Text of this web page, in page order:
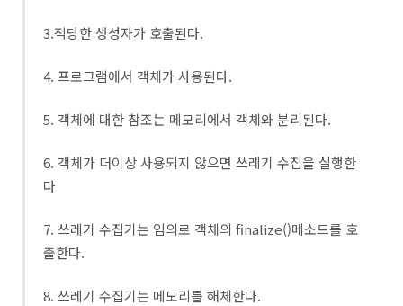
3.적당한 생성자가 호출된다.
4. 프로그램에서 객체가 사용된다.
5. 객체에 대한 참조는 메모리에서 객체와 분리된다.
6. 객체가 더이상 사용되지 않으면 쓰레기 수집을 실행한
다
7. 쓰레기 수집기는 임의로 객체의 finalize()메소드를 호
출한다.
8. 쓰레기 수집기는 메모리를 해체한다.